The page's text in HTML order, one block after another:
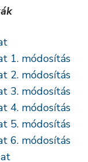
1. módosítás
2. módosítás
3. módosítás
4. módosítás
5. módosítás
6. módosítás